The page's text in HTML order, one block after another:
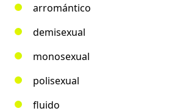
arromántico
demisexual
monosexual
polisexual
fluido